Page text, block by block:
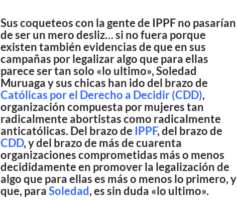
Sus coqueteos con la gente de IPPF no pasarían
de ser un mero desliz… si no fuera porque
existen también evidencias de que en sus
campañas por legalizar algo que para ellas
parece ser tan solo «lo ultimo», Soledad
Muruaga y sus chicas han ido del brazo de
Católicas por el Derecho a Decidir (CDD),
organización compuesta por mujeres tan
radicalmente abortistas como radicalmente
anticatólicas. Del brazo de IPPF, del brazo de
CDD, y del brazo de más de cuarenta
organizaciones comprometidas más o menos
decididamente en promover la legalización de
algo que para ellas es más o menos lo primero, y
que, paraSoledad, es sin duda «lo ultimo».